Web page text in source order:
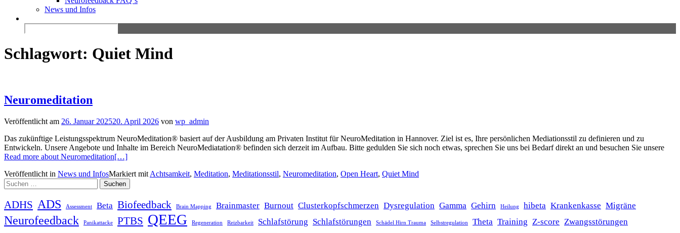
News und Infos
Search
for:
Schlagwort: Quiet Mind
Neuromeditation
Veröffentlicht am 26. Januar 202520. April 2026 von wp_admin
Das zukünftige Leistungsspektrum NeuroMeditation® basiert auf der Ausbildung am Privaten Institut für NeuroMeditation in Hannover. Ziel ist es, Ihre persönlichen Mediationsstil zu definieren und zu
Entwickeln. Unsere Angebote und Inhalte im Bereich NeuroMediatation® befinden sich derzeit im Aufbau. Bitte gedulden Sie sich noch etwas, sprechen Sie uns bei Bedarf direkt an und besuchen Sie unsere
Read more about Neuromeditation[…]
Veröffentlicht in News und InfosMarkiert mit Achtsamkeit, Meditation, Meditationsstil, Neuromeditation, Open Heart, Quiet Mind
Suchen
nach:
ADHS ADS Assessment Beta Biofeedback Brain Mapping Brainmaster Burnout Clusterkopfschmerzen Dysregulation Gamma Gehirn Heilung hibeta Krankenkasse Migräne
Neurofeedback Panikattacke PTBS QEEG Regeneration Reizbarkeit Schlafstörung Schlafstörungen Schädel Hirn Trauma Selbstregulation Theta Training Z-score Zwangsstörungen